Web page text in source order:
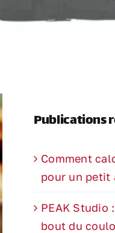
Publications
Comment
pour un petit
PEAK Studio
bout du